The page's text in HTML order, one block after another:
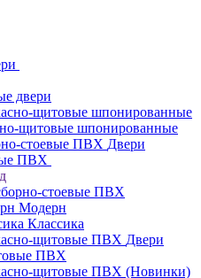
двери
щитовые шпонированные
Двери
ПВХ
стоевые ПВХ
Модерн
Классика
Двери
ПВХ